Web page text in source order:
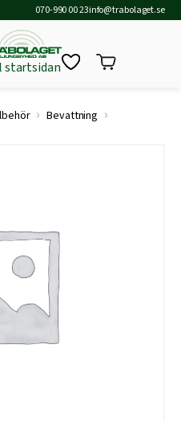
070-990 00 23info@trabolaget.se
startsidan
› Bevattning ›